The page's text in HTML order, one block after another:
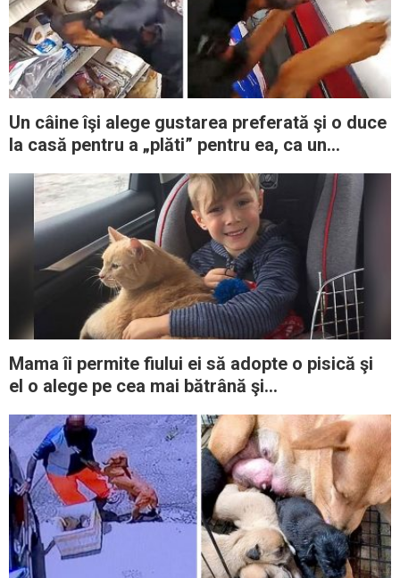
Un câine îşi alege gustarea preferată şi o duce
la casă pentru a „plăti” pentru ea, ca un
Mama îi permite fiului ei să adopte o pisică şi
el o alege pe cea mai bătrână şi